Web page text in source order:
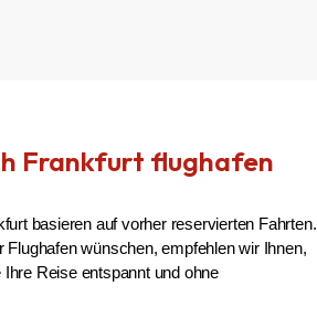
Frankfurt flughafen
basieren auf vorher reservierten Fahrten.
wünschen, empfehlen wir Ihnen,
Reise entspannt und ohne